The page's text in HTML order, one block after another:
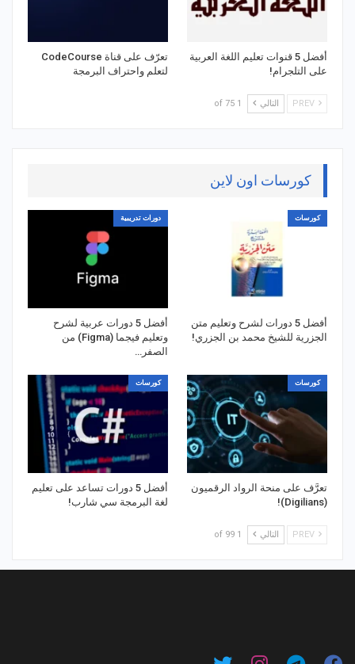
أفضل 5 قنوات تعليم اللغة العربية
على التلجرام!
تعرّف على قناة CodeCourse
لتعلم واحتراف البرمجة
التالي 1 of 75
كورسات اون لاين
كورسات
أفضل 5 دورات لشرح وتعليم متن
الجزرية للشيخ محمد بن الجزري!
دورات تدريبية
أفضل 5 دورات عربية لشرح
وتعليم فيجما (Figma) من
الصفر…
كورسات
تعرَّف على منحة الرواد الرقميون
(Digilians)!
كورسات
أفضل 5 دورات تساعد على تعليم
لغة البرمجة سي شارب!
التالي 1 of 99